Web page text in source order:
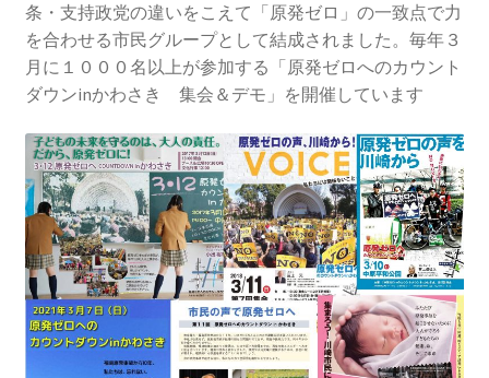
2013.3.10 第２回原発ゼロへのカウントダウンinかわ
さき 集会
2014.3.16 第３回原発ゼロへのカウントダウンinかわ
さき 集会
2014.10.13 「今こそ９条inかわさき」大集会 第二分
科会【原発は人権問題だ】 福島からの発言
2022.3.13 第11回原発ゼロへのカウントダウンinかわ
さき 集会
2015.3.8 第4回原発ゼロへのカウントダウンinかわさ
条・支持政党の違いをこえて「原発ゼロ」の一致点で力
を合わせる市民グループとして結成されました。毎年３
月に１０００名以上が参加する「原発ゼロへのカウント
ダウンinかわさき 集会＆デモ」を開催しています